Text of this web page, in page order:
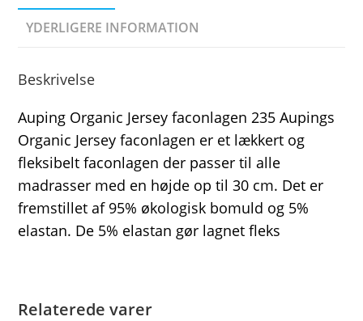
YDERLIGERE INFORMATION
Beskrivelse
Auping Organic Jersey faconlagen 235 Aupings
Organic Jersey faconlagen er et lækkert og
fleksibelt faconlagen der passer til alle
madrasser med en højde op til 30 cm. Det er
fremstillet af 95% økologisk bomuld og 5%
elastan. De 5% elastan gør lagnet fleks
Relaterede varer